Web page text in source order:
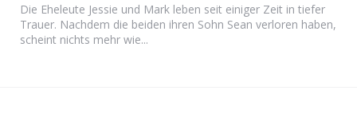
Die Eheleute Jessie und Mark leben seit einiger Zeit in tiefer
Trauer. Nachdem die beiden ihren Sohn Sean verloren haben,
scheint nichts mehr wie...